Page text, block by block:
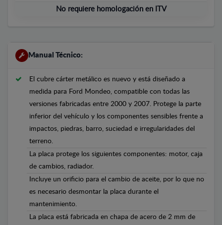
No requiere homologación en ITV
Manual Técnico:
El cubre cárter metálico es nuevo y está diseñado a
medida para Ford Mondeo, compatible con todas las
versiones fabricadas entre 2000 y 2007. Protege la parte
inferior del vehículo y los componentes sensibles frente a
impactos, piedras, barro, suciedad e irregularidades del
terreno.
La placa protege los siguientes componentes: motor, caja
de cambios, radiador.
Incluye un orificio para el cambio de aceite, por lo que no
es necesario desmontar la placa durante el
mantenimiento.
La placa está fabricada en chapa de acero de 2 mm de